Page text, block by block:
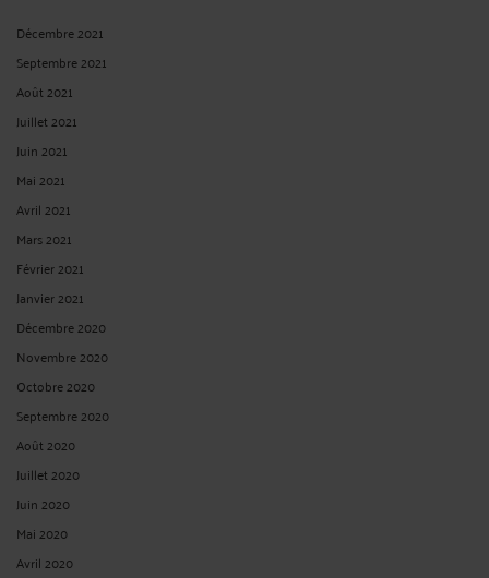
Décembre 2021
Septembre 2021
Août 2021
Juillet 2021
Juin 2021
Mai 2021
Avril 2021
Mars 2021
Février 2021
Janvier 2021
Décembre 2020
Novembre 2020
Octobre 2020
Septembre 2020
Août 2020
Juillet 2020
Juin 2020
Mai 2020
Avril 2020